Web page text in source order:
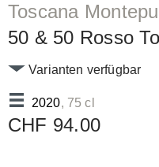
Toscana
50 & 50 Rosso
2020, 75 cl
Varianten verfügbar
CHF 94.00